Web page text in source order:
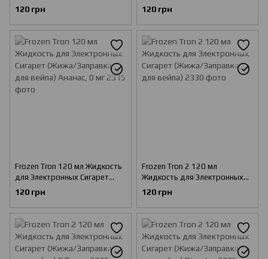
(Жижа/Заправка для вейпа)
Виноград, 0 мг
120 грн
(Жижа/Заправка для вейпа)
Арбуз, 0 мг
120 грн
Frozen Tron 120 мл Жидкость
для Электронных Сигарет
(Жижа/Заправка для вейпа)
Ананас, 0 мг
120 грн
Frozen Tron 2 120 мл
Жидкость для Электронных
Сигарет (Жижа/Заправка для
вейпа)
120 грн